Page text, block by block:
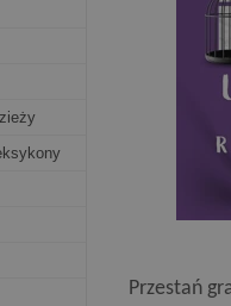
Przestań